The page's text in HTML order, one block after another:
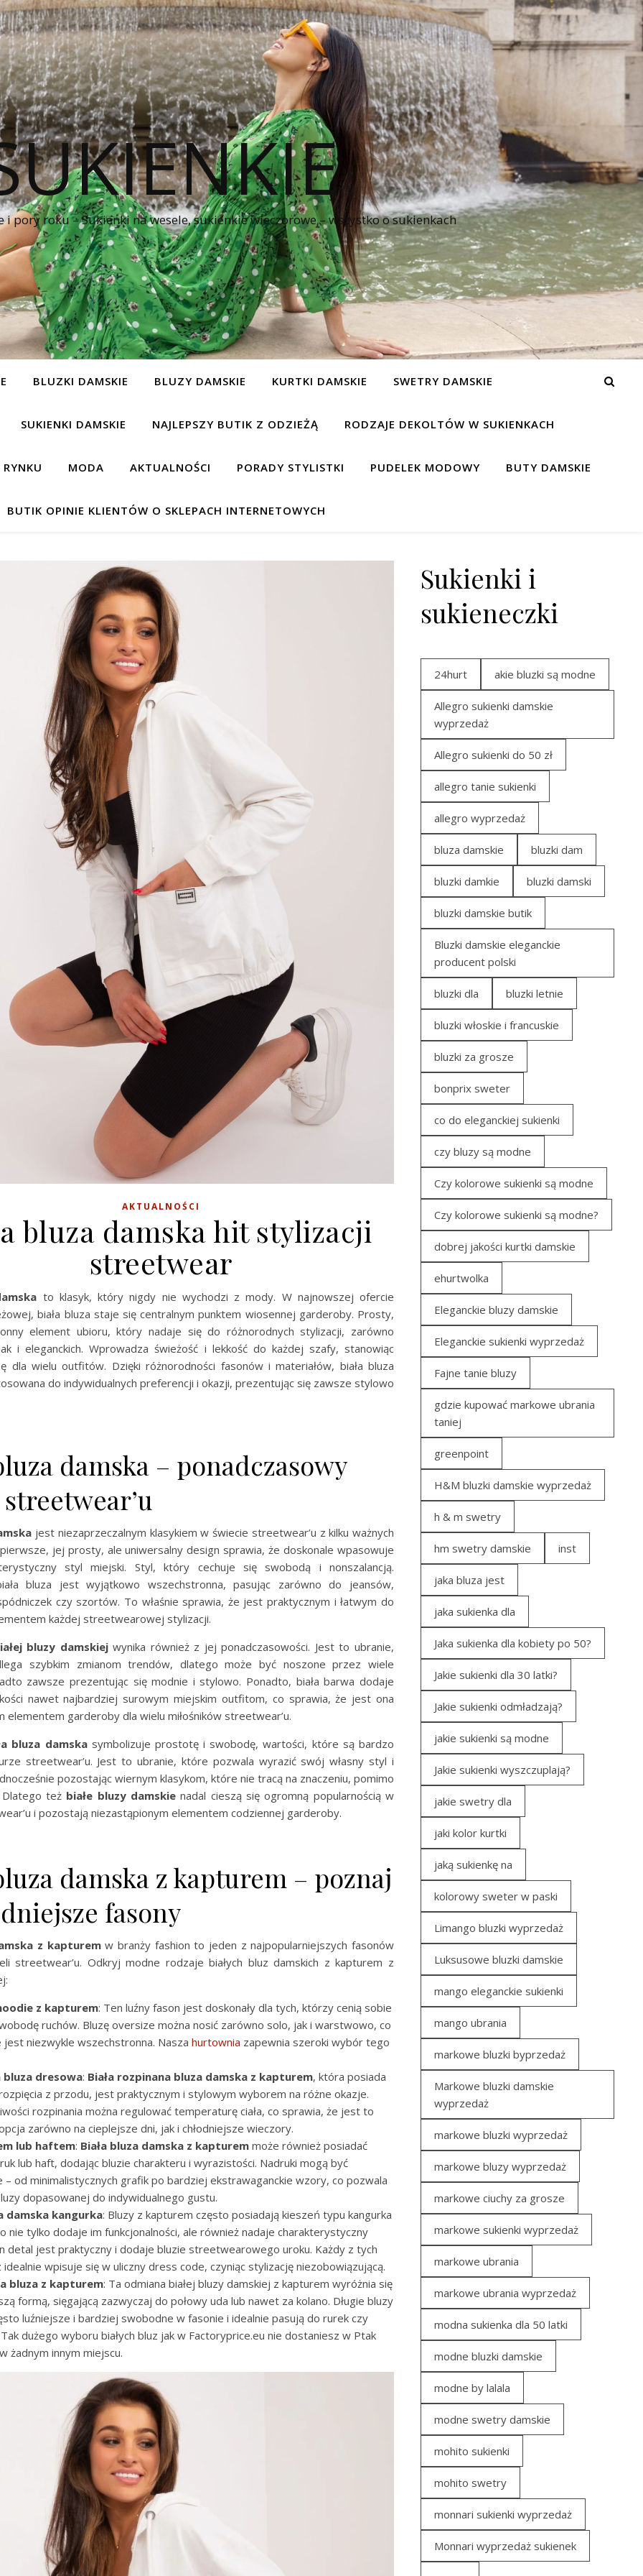
i pory roku – Sukienki na wesele, sukienkie wieczorowe – wszystko o sukienkach
BLUZKI DAMSKIE BLUZY DAMSKIE KURTKI DAMSKIE SWETRY DAMSKIE
SUKIENKI DAMSKIE NAJLEPSZY BUTIK Z ODZIEŻĄ RODZAJE DEKOLTÓW W SUKIENKACH
MODA AKTUALNOŚCI PORADY STYLISTKI PUDELEK MODOWY BUTY DAMSKIE
BUTIK OPINIE KLIENTÓW O SKLEPACH INTERNETOWYCH
AKTUALNOŚCI
bluza damska hit stylizacji
streetwear
to klasyk, który nigdy nie wychodzi z mody. W najnowszej ofercie
biała bluza staje się centralnym punktem wiosennej garderoby. Prosty,
element ubioru, który nadaje się do różnorodnych stylizacji, zarówno
i eleganckich. Wprowadza świeżość i lekkość do każdej szafy, stanowiąc
dla wielu outfitów. Dzięki różnorodności fasonów i materiałów, biała bluza
do indywidualnych preferencji i okazji, prezentując się zawsze stylowo
damska – ponadczasowy
jest niezaprzeczalnym klasykiem w świecie streetwear’u z kilku ważnych
jej prosty, ale uniwersalny design sprawia, że doskonale wpasowuje
styl miejski. Styl, który cechuje się swobodą i nonszalancją.
bluza jest wyjątkowo wszechstronna, pasując zarówno do jeansów,
czy szortów. To właśnie sprawia, że jest praktycznym i łatwym do
każdej streetwearowej stylizacji.
bluzy damskiejwynika również z jej ponadczasowości. Jest to ubranie,
szybkim zmianom trendów, dlatego może być noszone przez wiele
zawsze prezentując się modnie i stylowo. Ponadto, biała barwa dodaje
nawet najbardziej surowym miejskim outfitom, co sprawia, że jest ona
elementem garderoby dla wielu miłośników streetwear’u.
bluza damskasymbolizuje prostotę i swobodę, wartości, które są bardzo
streetwear’u. Jest to ubranie, które pozwala wyrazić swój własny styl i
pozostając wiernym klasykom, które nie tracą na znaczeniu, pomimo
Dlatego też białe bluzy damskie nadal cieszą się ogromną popularnością w
i pozostają niezastąpionym elementem codziennej garderoby.
damska z kapturem – poznaj
fasony
z kapturemw branży fashion to jeden z najpopularniejszych fasonów
streetwear’u. Odkryj modne rodzaje białych bluz damskich z kapturem z
z kapturem: Ten luźny fason jest doskonały dla tych, którzy cenią sobie
ruchów. Bluzę oversize można nosić zarówno solo, jak i warstwowo, co
jest niezwykle wszechstronna. Nasza hurtownia zapewnia szeroki wybór tego
bluza dresowa: Biała rozpinana bluza damska z kapturem, która posiada
z przodu, jest praktycznym i stylowym wyborem na różne okazje.
rozpinania można regulować temperaturę ciała, co sprawia, że jest to
zarówno na cieplejsze dni, jak i chłodniejsze wieczory.
lub haftem: Biała bluza damska z kapturem może również posiadać
lub haft, dodając bluzie charakteru i wyrazistości. Nadruki mogą być
– od minimalistycznych grafik po bardziej ekstrawaganckie wzory, co pozwala
dopasowanej do indywidualnego gustu.
damska kangurka: Bluzy z kapturem często posiadają kieszeń typu kangurka
nie tylko dodaje im funkcjonalności, ale również nadaje charakterystyczny
detal jest praktyczny i dodaje bluzie streetwearowego uroku. Każdy z tych
idealnie wpisuje się w uliczny dress code, czyniąc stylizację niezobowiązującą.
bluza z kapturem: Ta odmiana białej bluzy damskiej z kapturem wyróżnia się
formą, sięgającą zazwyczaj do połowy uda lub nawet za kolano. Długie bluzy
luźniejsze i bardziej swobodne w fasonie i idealnie pasują do rurek czy
dużego wyboru białych bluz jak w Factoryprice.eu nie dostaniesz w Ptak
żadnym innym miejscu.
Sukienki i
sukieneczki
24hurt akie bluzki są modne
Allegro sukienki damskie
wyprzedaż
Allegro sukienki do 50 zł
allegro tanie sukienki
allegro wyprzedaż
bluza damskie bluzki dam
bluzki damkie bluzki damski
bluzki damskie butik
Bluzki damskie eleganckie
producent polski
bluzki dla bluzki letnie
bluzki włoskie i francuskie
bluzki za grosze
bonprix sweter
co do eleganckiej sukienki
czy bluzy są modne
Czy kolorowe sukienki są modne
Czy kolorowe sukienki są modne?
dobrej jakości kurtki damskie
ehurtwolka
Eleganckie bluzy damskie
Eleganckie sukienki wyprzedaż
Fajne tanie bluzy
gdzie kupować markowe ubrania
taniej
greenpoint
H&M bluzki damskie wyprzedaż
h & m swetry
hm swetry damskie inst
jaka bluza jest
jaka sukienka dla
Jaka sukienka dla kobiety po 50?
Jakie sukienki dla 30 latki?
Jakie sukienki odmładzają?
jakie sukienki są modne
Jakie sukienki wyszczuplają?
jakie swetry dla
jaki kolor kurtki
jaką sukienkę na
kolorowy sweter w paski
Limango bluzki wyprzedaż
Luksusowe bluzki damskie
mango eleganckie sukienki
mango ubrania
markowe bluzki byprzedaż
Markowe bluzki damskie
wyprzedaż
markowe bluzki wyprzedaż
markowe bluzy wyprzedaż
markowe ciuchy za grosze
markowe sukienki wyprzedaż
markowe ubrania
markowe ubrania wyprzedaż
modna sukienka dla 50 latki
modne bluzki damskie
modne by lalala
modne swetry damskie
mohito sukienki
mohito swetry
monnari sukienki wyprzedaż
Monnari wyprzedaż sukienek